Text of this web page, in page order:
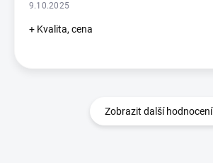
9.10.2025
+ Kvalita, cena
Zobrazit další hodnocení